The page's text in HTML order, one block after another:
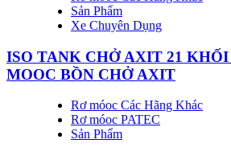
Sản Phẩm
Xe Chuyên Dụng
ISO TANK CHỞ AXIT 21
MOOC BỒN CHỞ AXIT
Rơ móoc Các Hãng Khác
Rơ móoc PATEC
Sản Phẩm